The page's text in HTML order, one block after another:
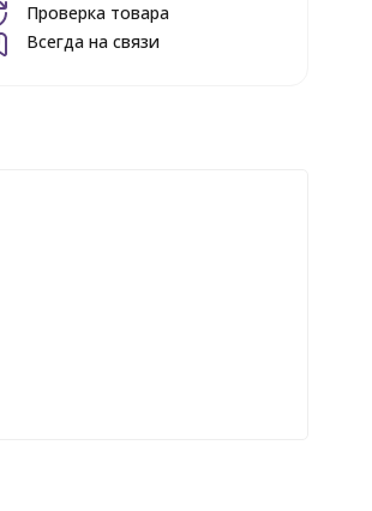
Проверка товара
Всегда на связи